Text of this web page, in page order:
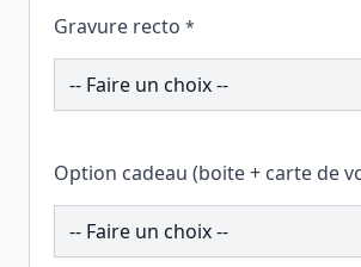
Gravure recto *
206537
Option cadeau (boite + carte de
260216